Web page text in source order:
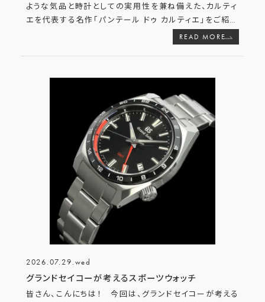
ような気品と時計としての実用性を兼ね備えた、カルティ
エを代表する名作「パンテール ドゥ カルティエ」をご紹…
READ MORE
2026.07.29.wed
グランドセイコーが考えるスポーツウォッチ
皆さん、こんにちは！ 今回は、グランドセイコーが考える